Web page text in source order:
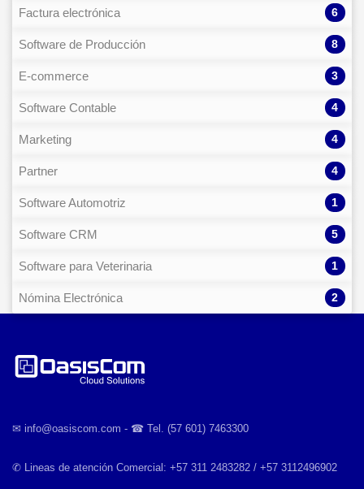
Factura electrónica 6
Software de Producción 8
E-commerce 3
Software Contable 4
Marketing 4
Partner 4
Software Automotriz 1
Software CRM 5
Software para Veterinaria 1
Nómina Electrónica 2
✉︎ info@oasiscom.com - ☎︎ Tel. (57 601) 7463300
✆ Lineas de atención Comercial: +57 311 2483282 / +57 3112496902